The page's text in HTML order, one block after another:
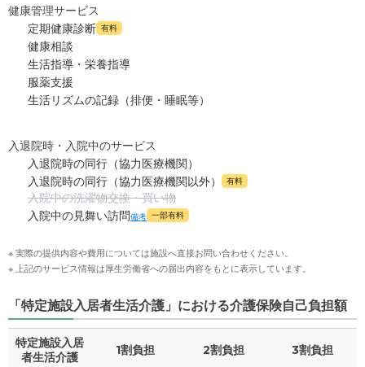
健康管理サービス
定期健康診断 有料
健康相談
生活指導・栄養指導
服薬支援
生活リズムの記録（排便・睡眠等）
入退院時・入院中のサービス
入退院時の同行（協力医療機関）
入退院時の同行（協力医療機関以外）
有料
入院中の洗濯物交換・買い物
入院中の見舞い訪問備考 一部有料
※ 実際の提供内容や費用については施設へ直接お問い合わせください。
※ 上記のサービス情報は厚生労働省への届出内容をもとに表示しています。
「特定施設入居者生活介護」における介護保険自己負担額
特定施設入居
者生活介護
1割負担 2割負担 3割負担